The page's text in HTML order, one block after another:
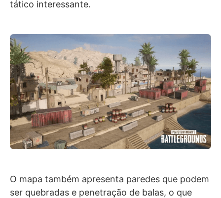
tático interessante.
O mapa também apresenta paredes que podem
ser quebradas e penetração de balas, o que